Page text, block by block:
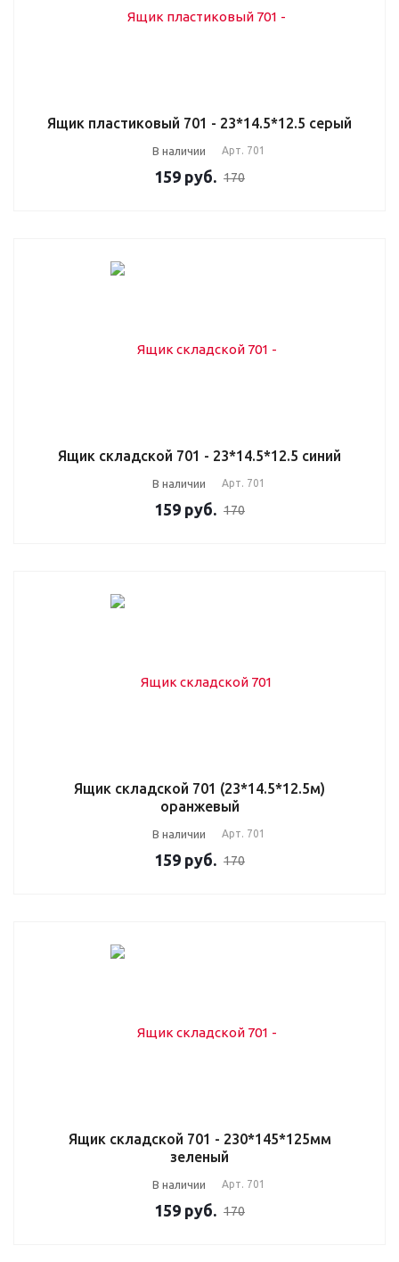
Ящик пластиковый 701 - 23*14.5*12.5 серый
В наличии Арт. 701
159 руб. 170
Ящик складской 701 - 23*14.5*12.5 синий
В наличии Арт. 701
159 руб. 170
Ящик складской 701 (23*14.5*12.5м)
оранжевый
В наличии Арт. 701
159 руб. 170
Ящик складской 701 - 230*145*125мм
зеленый
В наличии Арт. 701
159 руб. 170